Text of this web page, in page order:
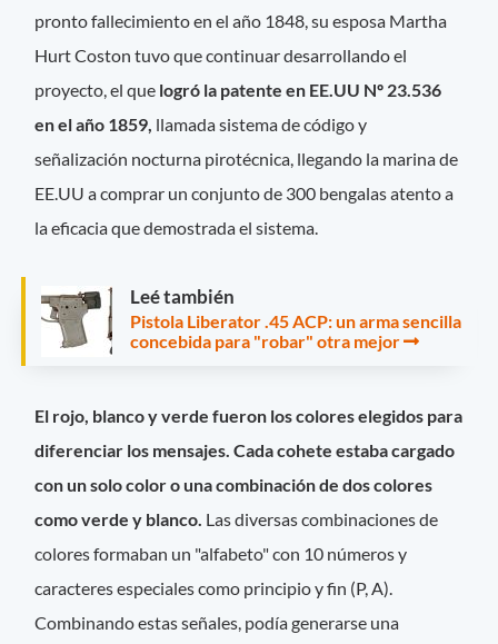
pronto fallecimiento en el año 1848, su esposa Martha
Hurt Coston tuvo que continuar desarrollando el
proyecto, el que logró la patente en EE.UU Nº 23.536
en el año 1859, llamada sistema de código y
señalización nocturna pirotécnica, llegando la marina de
EE.UU a comprar un conjunto de 300 bengalas atento a
la eficacia que demostrada el sistema.
Leé también
Pistola Liberator .45 ACP: un arma sencilla
concebida para "robar" otra mejor
El rojo, blanco y verde fueron los colores elegidos para
diferenciar los mensajes. Cada cohete estaba cargado
con un solo color o una combinación de dos colores
como verde y blanco. Las diversas combinaciones de
colores formaban un "alfabeto" con 10 números y
caracteres especiales como principio y fin (P, A).
Combinando estas señales, podía generarse una